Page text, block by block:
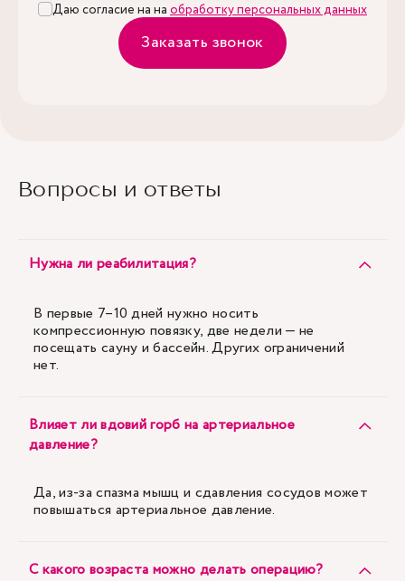
Даю согласие на на обработку персональных данных
Заказать звонок
Вопросы и ответы
Нужна ли реабилитация?
В первые 7–10 дней нужно носить
компрессионную повязку, две недели — не
посещать сауну и бассейн. Других ограничений
нет.
Влияет ли вдовий горб на артериальное
давление?
Да, из-за спазма мышц и сдавления сосудов может
повышаться артериальное давление.
С какого возраста можно делать операцию?